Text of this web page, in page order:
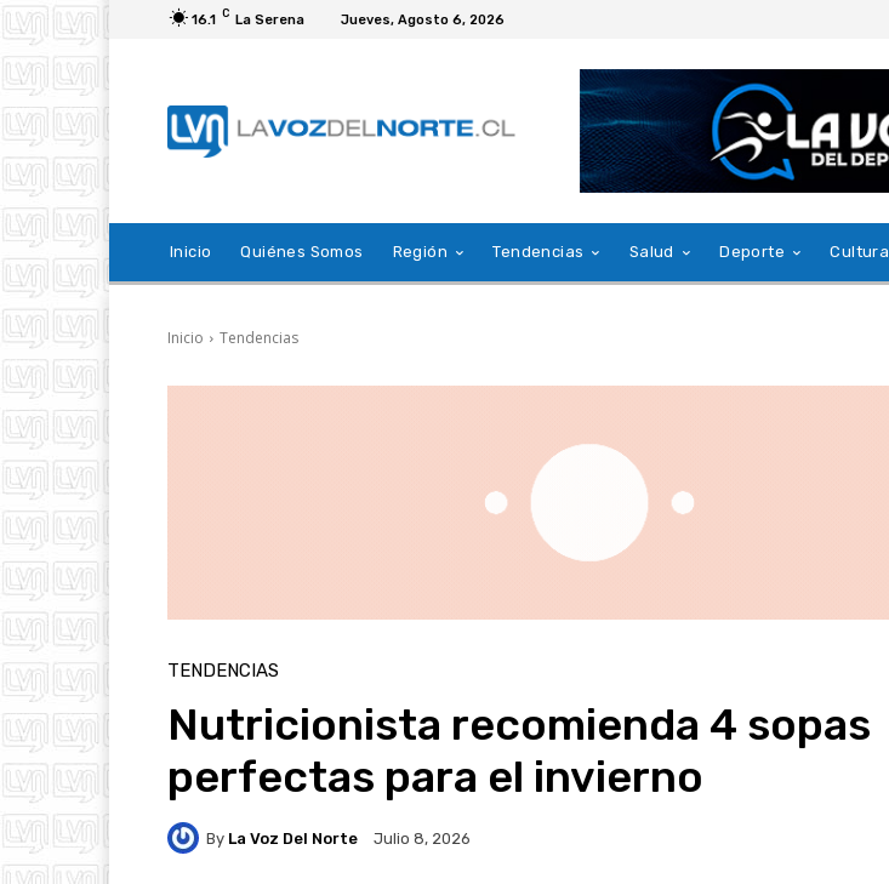
16.1 C La Serena Jueves, Agosto 6, 2026
Inicio Quiénes Somos Región Tendencias Salud Deporte Cultura
Inicio Tendencias
TENDENCIAS
Nutricionista recomienda 4 sopas
perfectas para el invierno
By La Voz Del Norte Julio 8, 2026